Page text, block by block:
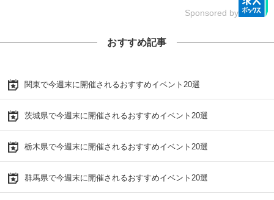
Sponsored by
おすすめ記事
関東で今週末に開催されるおすすめイベント20選
茨城県で今週末に開催されるおすすめイベント20選
栃木県で今週末に開催されるおすすめイベント20選
群馬県で今週末に開催されるおすすめイベント20選